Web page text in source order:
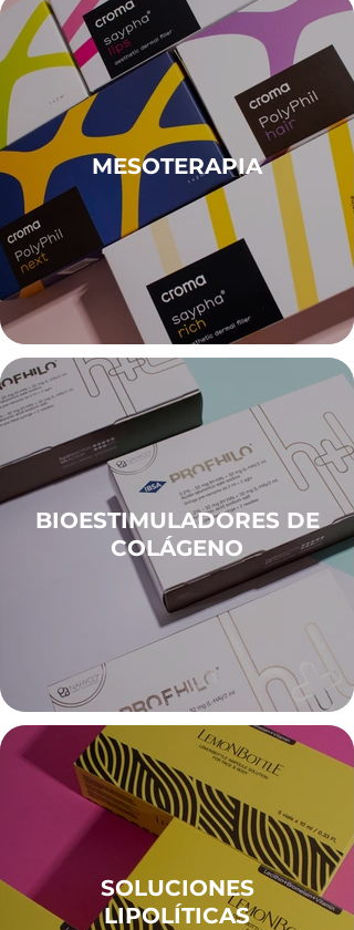
MESOTERAPIA
BIOESTIMULADORES DE
COLÁGENO
SOLUCIONES
LIPOLÍTICAS